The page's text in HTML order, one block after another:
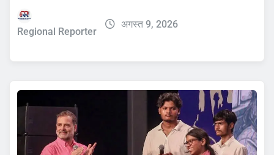
Regional Reporter
अगस्त 9, 2026